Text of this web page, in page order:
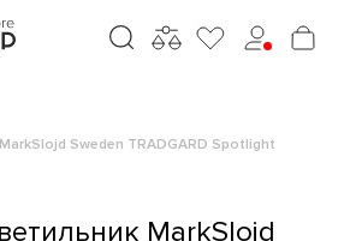
Sweden TRADGARD Spotlight
MarkSlojd